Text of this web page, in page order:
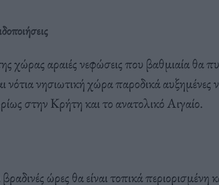
χώρας αραιές νεφώσεις που βαθμιαία θα
νότια νησιωτική χώρα παροδικά αυξημένες
στην Κρήτη και το ανατολικό Αιγαίο.
ώρες θα είναι τοπικά περιορισμένη